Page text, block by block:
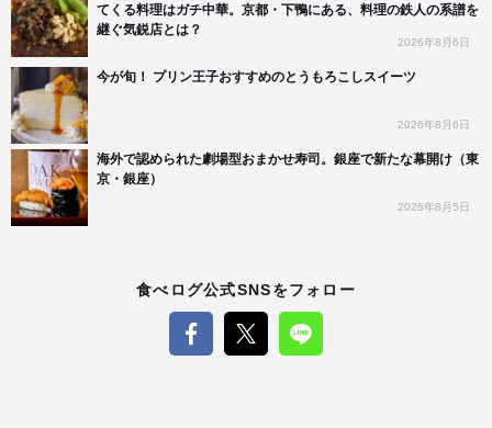
てくる料理はガチ中華。京都・下鴨にある、料理の鉄人の系譜を
継ぐ気鋭店とは？
2026年8月6日
今が旬！ プリン王子おすすめのとうもろこしスイーツ
2026年8月6日
海外で認められた劇場型おまかせ寿司。銀座で新たな幕開け（東
京・銀座）
2026年8月5日
食べログ公式SNSをフォロー